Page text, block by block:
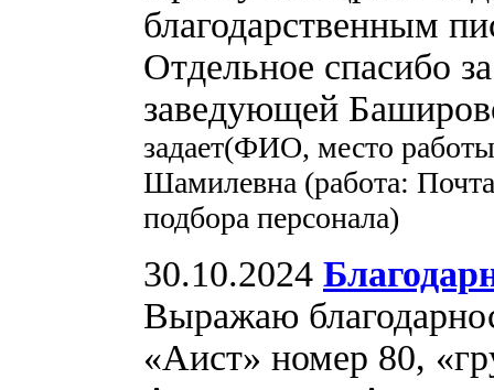
благодарственным
Отдельное спасибо
заведующей
задает(ФИО, место
Шамилевна (работа:
подбора персонала)
30.10.2024
Выражаю
«Аист» номер 80,